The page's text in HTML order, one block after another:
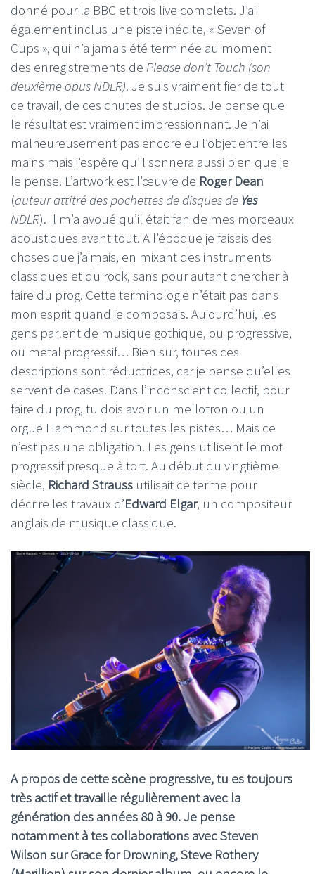
donné pour la BBC et trois live complets. J’ai
également inclus une piste inédite, « Seven of
Cups », qui n’a jamais été terminée au moment
des enregistrements de Please don’t Touch (son
deuxième opus NDLR). Je suis vraiment fier de tout
ce travail, de ces chutes de studios. Je pense que
le résultat est vraiment impressionnant. Je n’ai
malheureusement pas encore eu l’objet entre les
mains mais j’espère qu’il sonnera aussi bien que je
le pense. L’artwork est l’œuvre de Roger Dean
(auteur attitré des pochettes de disques de Yes
NDLR). Il m’a avoué qu’il était fan de mes morceaux
acoustiques avant tout. A l’époque je faisais des
choses que j’aimais, en mixant des instruments
classiques et du rock, sans pour autant chercher à
faire du prog. Cette terminologie n’était pas dans
mon esprit quand je composais. Aujourd’hui, les
gens parlent de musique gothique, ou progressive,
ou metal progressif… Bien sur, toutes ces
descriptions sont réductrices, car je pense qu’elles
servent de cases. Dans l’inconscient collectif, pour
faire du prog, tu dois avoir un mellotron ou un
orgue Hammond sur toutes les pistes… Mais ce
n’est pas une obligation. Les gens utilisent le mot
progressif presque à tort. Au début du vingtième
siècle, Richard Strauss utilisait ce terme pour
décrire les travaux d’Edward Elgar, un compositeur
anglais de musique classique.
A propos de cette scène progressive, tu es toujours
très actif et travaille régulièrement avec la
génération des années 80 à 90. Je pense
notamment à tes collaborations avec Steven
Wilson sur Grace for Drowning, Steve Rothery